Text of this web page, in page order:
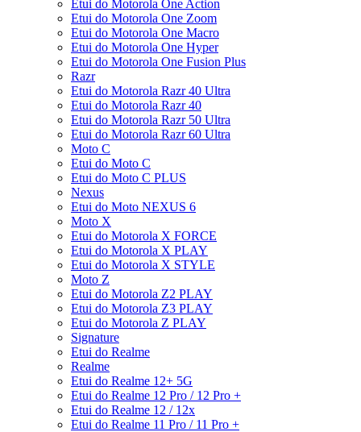
Etui do Motorola One Action
Etui do Motorola One Zoom
Etui do Motorola One Macro
Etui do Motorola One Hyper
Etui do Motorola One Fusion Plus
Razr
Etui do Motorola Razr 40 Ultra
Etui do Motorola Razr 40
Etui do Motorola Razr 50 Ultra
Etui do Motorola Razr 60 Ultra
Moto C
Etui do Moto C
Etui do Moto C PLUS
Nexus
Etui do Moto NEXUS 6
Moto X
Etui do Motorola X FORCE
Etui do Motorola X PLAY
Etui do Motorola X STYLE
Moto Z
Etui do Motorola Z2 PLAY
Etui do Motorola Z3 PLAY
Etui do Motorola Z PLAY
Signature
Etui do Realme
Realme
Etui do Realme 12+ 5G
Etui do Realme 12 Pro / 12 Pro +
Etui do Realme 12 / 12x
Etui do Realme 11 Pro / 11 Pro +